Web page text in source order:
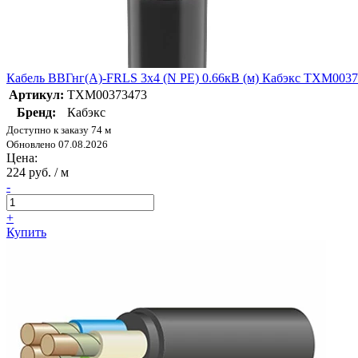
Кабель ВВГнг(А)-FRLS 3х4 (N PE) 0.66кВ (м) Кабэкс
Артикул: ТХМ00373473
Бренд:
Кабэкс
Доступно к заказу 74 м
Обновлено 07.08.2026
Цена:
224 руб. / м
-
+
Купить